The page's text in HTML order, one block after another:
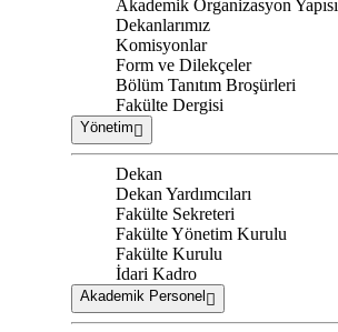
Akademik Organizasyon Yapısı
Dekanlarımız
Komisyonlar
Form ve Dilekçeler
Bölüm Tanıtım Broşürleri
Fakülte Dergisi
Yönetim
Dekan
Dekan Yardımcıları
Fakülte Sekreteri
Fakülte Yönetim Kurulu
Fakülte Kurulu
İdari Kadro
Akademik Personel